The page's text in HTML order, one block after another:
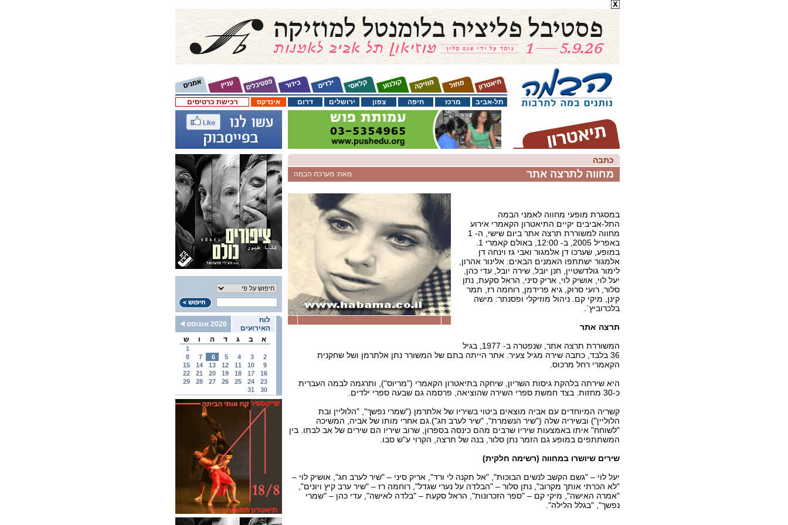
רכישת כרטיסים אינדקס דרום ירושלים צפון חיפה מרכז תל-אביב
לוח
האירועים
2026 אוגוסט
א
ב ג ד ה ו ש
1
2
3
4
5
6
7
8
9
10
11
12
13
14
15
16
17
18
19
20
21
22
23
24
25
26
27
28
29
30
31
כתבה
מאת: מערכת הבמה מחווה לתרצה אתר
במסגרת מופעי מחווה לאמני הבמה
התל-אביבים יקיים התיאטרון הקאמרי אירוע
מחווה למשוררת תרצה אתר ביום שישי, ה- 1
באפריל 2005, ב- 12:00, באולם קאמרי 1.
במופע, שערכו דן אלמגור ואבי גז וינחה דן
אלמגור ישתתפו האמנים הבאים: אלינור אהרון,
לימור גולדשטיין, חנן יובל, שירה יובל, עדי כהן,
יעל לוי, אושיק לוי, אריק סיני, הראל סקעת, נתן
סלור, רועי סרוק, גיא פרידמן, רוחמה רז, תמר
קינן, מיקי קם. ניהול מוזיקלי ופסנתר: מישה
בלכרוביץ`.
תרצה אתר
המשוררת תרצה אתר, שנפטרה ב- 1977, בגיל
36 בלבד, כתבה שירה מגיל צעיר. אתר הייתה בתם של המשורר נתן אלתרמן ושל שחקנית
הקאמרי רחל מרכוס.
היא שירתה בלהקת גיסות השריון, שיחקה בתיאטרון הקאמרי ("מריוס"), ותרגמה לבמה העברית
כ-30 מחזות. בצד חמשת ספרי השירה שהוציאה, פרסמה גם שבעה ספרי ילדים.
קשריה המיוחדים עם אביה מוצאים ביטוי בשיריו של אלתרמן ("שמרי נפשך", "הלוליין ובת
הלוליין") ובשיריה שלה ("שיר הנשמרת", "שיר לערב חג").גם אחרי מותו של אביה, המשיכה
"לשוחח" איתו באמצעות שיריו שרבים מהם כינסה בספרון, שרוב שיריו הם שירים של אב לבתו. בין
המשתתפים במופע גם הזמר נתן סלור, בנה של תרצה, הקרוי ע"ש סבו.
שירים שיושרו במחווה (רשימה חלקית)
יעל לוי – "גשם הקשב לנשים הבוכות", "אל תקנה לי ורד", אריק סיני – "שיר לערב חג", אושיק לוי –
"לא הכרתי אותך מקרוב", נתן סלור – "הבלדה על נערי שגדל", רוחמה רז – "שיר ערב קיץ ויונים",
"אמרה האישה", מיקי קם – "ספר הזכרונות", הראל סקעת – "בלדה לאישה", עדי כהן – "שמרי
נפשך", "בגלל הלילה".